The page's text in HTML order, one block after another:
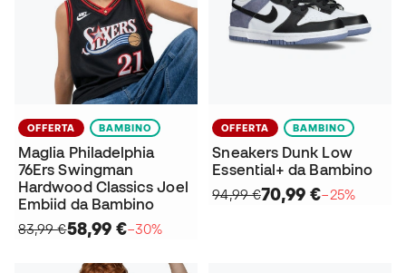
OFFERTA BAMBINO
Maglia Philadelphia
76Ers Swingman
Hardwood Classics Joel
Embiid da Bambino
83,99 €58,99 €−30%
OFFERTA BAMBINO
Sneakers Dunk Low
Essential+ da Bambino
94,99 €70,99 €−25%